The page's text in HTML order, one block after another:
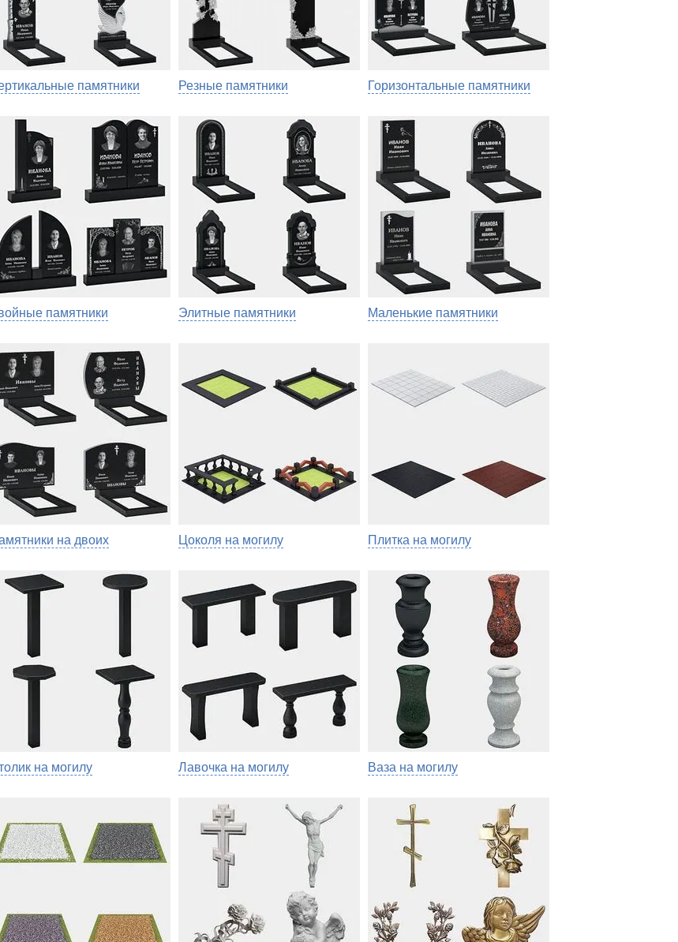
памятники Резные памятники Горизонтальные памятники
памятники Элитные памятники Маленькие памятники
на двоих Цоколя на могилу Плитка на могилу
на могилу Лавочка на могилу Ваза на могилу